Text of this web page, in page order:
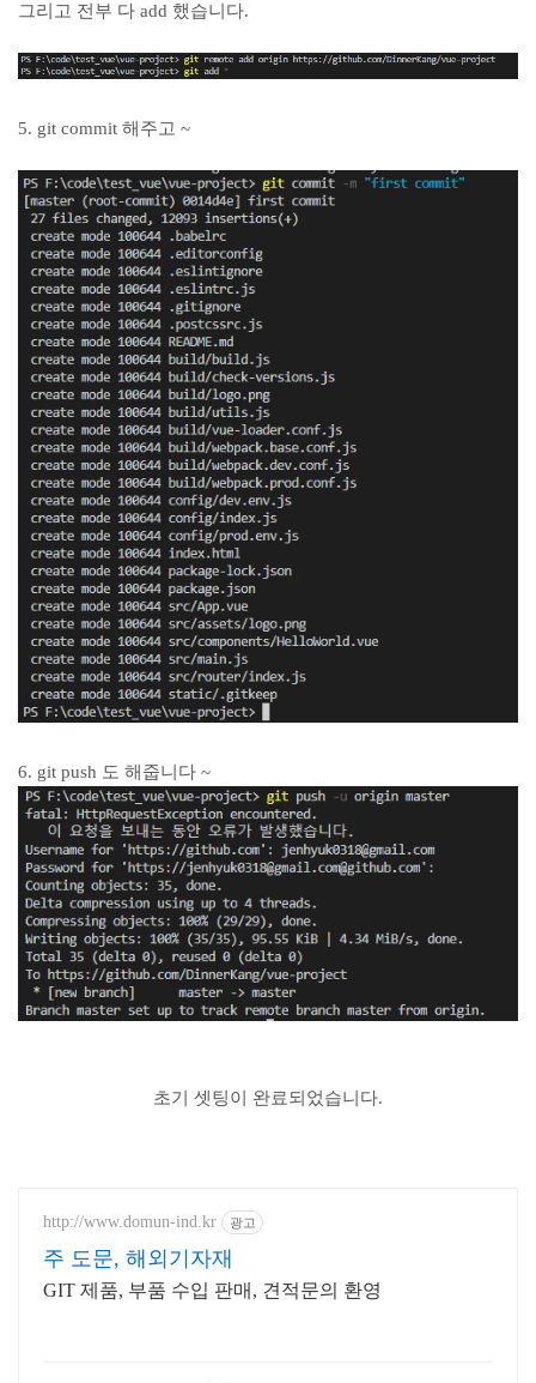
그리고 전부 다 add 했습니다.
5. git commit 해주고 ~
6. git push 도 해줍니다 ~
초기 셋팅이 완료되었습니다.
http://www.domun-ind.kr 광고
주 도문, 해외기자재
GIT 제품, 부품 수입 판매, 견적문의 환영